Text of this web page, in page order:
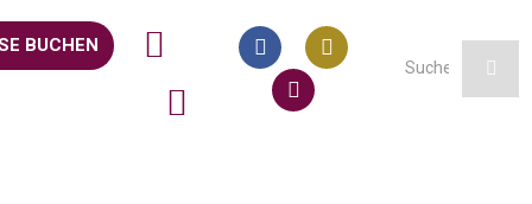
BUCHEN